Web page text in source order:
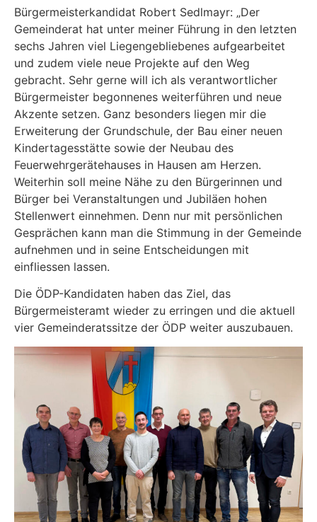
Bürgermeisterkandidat Robert Sedlmayr: „Der
Gemeinderat hat unter meiner Führung in den letzten
sechs Jahren viel Liegengebliebenes aufgearbeitet
und zudem viele neue Projekte auf den Weg
gebracht. Sehr gerne will ich als verantwortlicher
Bürgermeister begonnenes weiterführen und neue
Akzente setzen. Ganz besonders liegen mir die
Erweiterung der Grundschule, der Bau einer neuen
Kindertagesstätte sowie der Neubau des
Feuerwehrgerätehauses in Hausen am Herzen.
Weiterhin soll meine Nähe zu den Bürgerinnen und
Bürger bei Veranstaltungen und Jubiläen hohen
Stellenwert einnehmen. Denn nur mit persönlichen
Gesprächen kann man die Stimmung in der Gemeinde
aufnehmen und in seine Entscheidungen mit
einfliessen lassen.
Die ÖDP-Kandidaten haben das Ziel, das
Bürgermeisteramt wieder zu erringen und die aktuell
vier Gemeinderatssitze der ÖDP weiter auszubauen.